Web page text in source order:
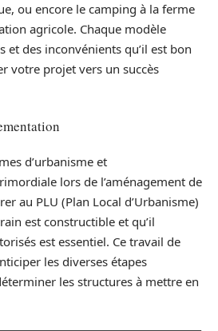
ou encore le camping à la ferme
agricole. Chaque modèle
et des inconvénients qu’il est bon
votre projet vers un succès
d’urbanisme et
lors de l’aménagement de
au PLU (Plan Local d’Urbanisme)
est constructible et qu’il
est essentiel. Ce travail de
les diverses étapes
les structures à mettre en